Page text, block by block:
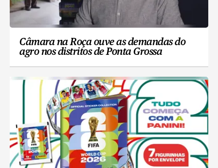
Câmara na Roça ouve as demandas do
agro nos distritos de Ponta Grossa